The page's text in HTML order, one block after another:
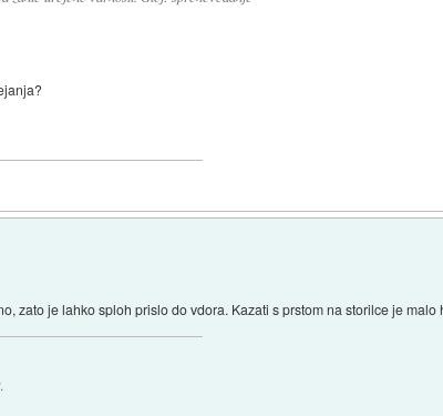
zato je lahko sploh prislo do vdora. Kazati s prstom na storilce je malo